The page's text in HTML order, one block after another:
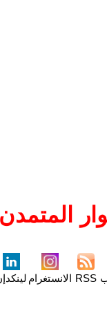
المتمدن
RSS الانستغرام